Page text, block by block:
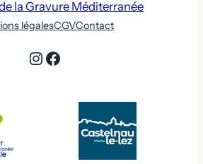
légalesCGVContact
InstagramFacebook